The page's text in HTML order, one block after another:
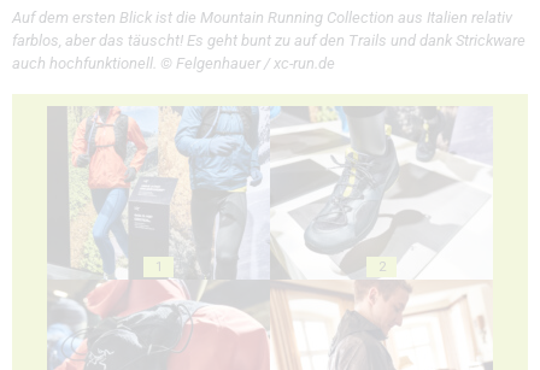
Auf dem ersten Blick ist die Mountain Running Collection aus Italien relativ
farblos, aber das täuscht! Es geht bunt zu auf den Trails und dank Strickware
auch hochfunktionell. © Felgenhauer / xc-run.de
1 2